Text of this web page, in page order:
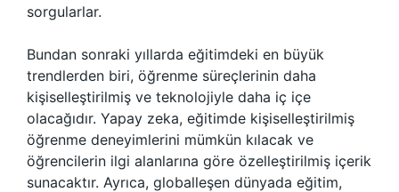
sorgularlar.
Bundan sonraki yıllarda eğitimdeki en büyük
trendlerden biri, öğrenme süreçlerinin daha
kişiselleştirilmiş ve teknolojiyle daha iç içe
olacağıdır. Yapay zeka, eğitimde kişiselleştirilmiş
öğrenme deneyimlerini mümkün kılacak ve
öğrencilerin ilgi alanlarına göre özelleştirilmiş içerik
sunacaktır. Ayrıca, globalleşen dünyada eğitim,